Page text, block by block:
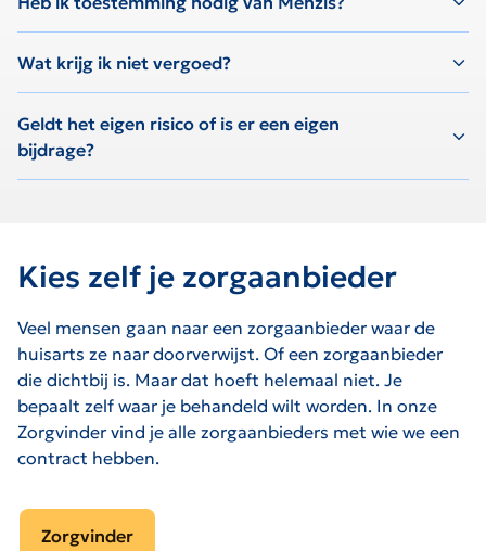
Wat krijg ik niet vergoed?
Geldt het eigen risico of is er een eigen
bijdrage?
Kies zelf je zorgaanbieder
Veel mensen gaan naar een zorgaanbieder waar de
huisarts ze naar doorverwijst. Of een zorgaanbieder
die dichtbij is. Maar dat hoeft helemaal niet. Je
bepaalt zelf waar je behandeld wilt worden. In onze
Zorgvinder vind je alle zorgaanbieders met wie we een
contract hebben.
Zorgvinder